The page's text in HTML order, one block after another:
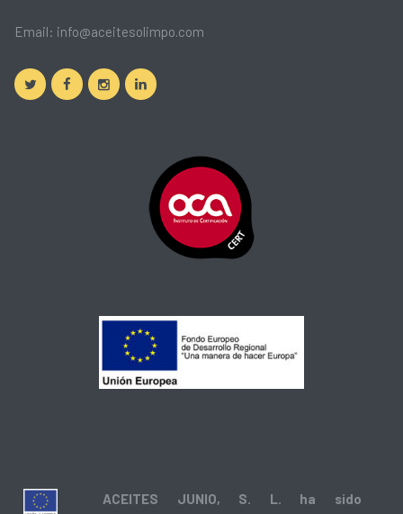
Email: info@aceitesolimpo.com
ACEITES JUNIO, S. L. ha sido